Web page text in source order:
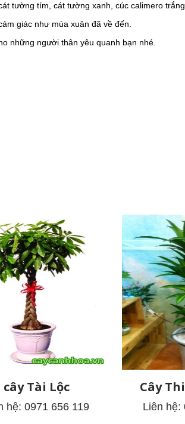
tường tím, cát tường xanh, cúc calimero
giác như mùa xuân đã về đến.
những người thân yêu quanh bạn nhé.
cây Tài Lộc
hệ: 0971 656 119
Cây
Liên hệ: